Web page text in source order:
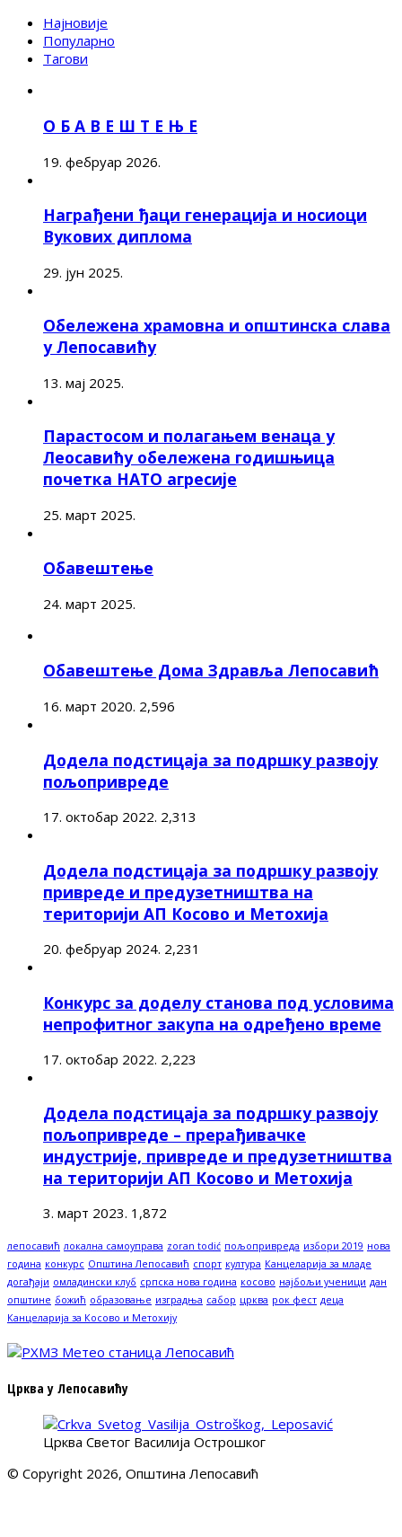
Најновије
Популарно
Тагови
О Б А В Е Ш Т Е Њ Е
19. фебруар 2026.
Награђени ђаци генерација и носиоци
Вукових диплома
29. јун 2025.
Обележена храмовна и општинска слава
у Лепосавићу
13. мај 2025.
Парастосом и полагањем венаца у
Леосавићу обележена годишњица
почетка НАТО агресије
25. март 2025.
Обавештење
24. март 2025.
Обавештење Дома Здравља Лепосавић
16. март 2020. 2,596
Додела подстицаја за подршку развоју
пољопривреде
17. октобар 2022. 2,313
Додела подстицаја за подршку развоју
привреде и предузетништва на
територији АП Косово и Метохија
20. фебруар 2024. 2,231
Конкурс за доделу станова под условима
непрофитног закупа на одређено време
17. октобар 2022. 2,223
Додела подстицаја за подршку развоју
пољопривреде – прерађивачке
индустрије, привреде и предузетништва
на територији АП Косово и Метохија
3. март 2023. 1,872
лепосавић локална самоуправа zoran todić пољопривреда избори 2019 нова
година конкурс Општина Лепосавић спорт култура Канцеларија за младе
догађаји омладински клуб српска нова година косово најбољи ученици дан
општине божић образовање изградња сабор црква рок фест деца
Канцеларија за Косово и Метохију
Црква у Лепосавићу
Црква Светог Василија Острошког
© Copyright 2026, Општина Лепосавић